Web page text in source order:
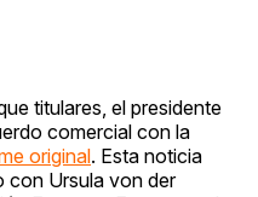
titulares, el presidente
comercial con la
original. Esta noticia
con Ursula von der